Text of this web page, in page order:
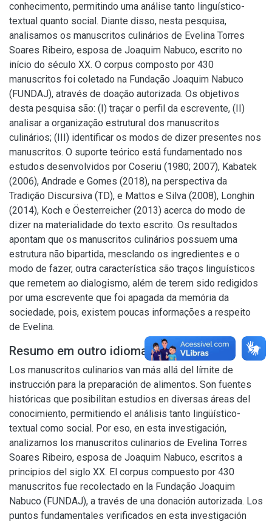
conhecimento, permitindo uma análise tanto linguístico-
textual quanto social. Diante disso, nesta pesquisa,
analisamos os manuscritos culinários de Evelina Torres
Soares Ribeiro, esposa de Joaquim Nabuco, escrito no
início do século XX. O corpus composto por 430
manuscritos foi coletado na Fundação Joaquim Nabuco
(FUNDAJ), através de doação autorizada. Os objetivos
desta pesquisa são: (I) traçar o perfil da escrevente, (II)
analisar a organização estrutural dos manuscritos
culinários; (III) identificar os modos de dizer presentes nos
manuscritos. O suporte teórico está fundamentado nos
estudos desenvolvidos por Coseriu (1980; 2007), Kabatek
(2006), Andrade e Gomes (2018), na perspectiva da
Tradição Discursiva (TD), e Mattos e Silva (2008), Longhin
(2014), Koch e Öesterreicher (2013) acerca do modo de
dizer na materialidade do texto escrito. Os resultados
apontam que os manuscritos culinários possuem uma
estrutura não bipartida, mesclando os ingredientes e o
modo de fazer, outra característica são traços linguísticos
que remetem ao dialogismo, além de terem sido redigidos
por uma escrevente que foi apagada da memória da
sociedade, pois, existem poucas informações a respeito
de Evelina.
Resumo em outro idioma
Los manuscritos culinarios van más allá del límite de
instrucción para la preparación de alimentos. Son fuentes
históricas que posibilitan estudios en diversas áreas del
conocimiento, permitiendo el análisis tanto lingüístico-
textual como social. Por eso, en esta investigación,
analizamos los manuscritos culinarios de Evelina Torres
Soares Ribeiro, esposa de Joaquim Nabuco, escritos a
principios del siglo XX. El corpus compuesto por 430
manuscritos fue recolectado en la Fundação Joaquim
Nabuco (FUNDAJ), a través de una donación autorizada. Los
puntos fundamentales verificados en esta investigación